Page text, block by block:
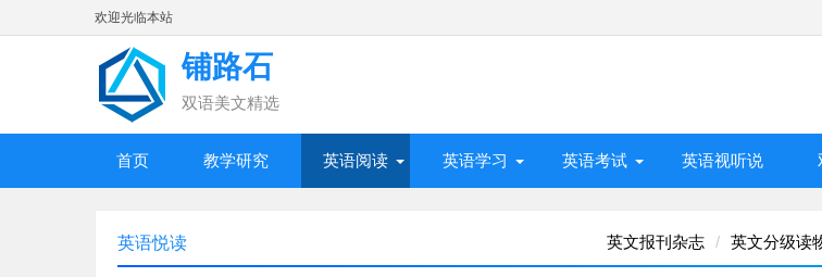
欢迎光临本站
铺路石
双语美文精选
首页 教学研究 英语阅读 英语学习 英语考试 英语视听说
英文报刊杂志 英文分级读
英语悦读